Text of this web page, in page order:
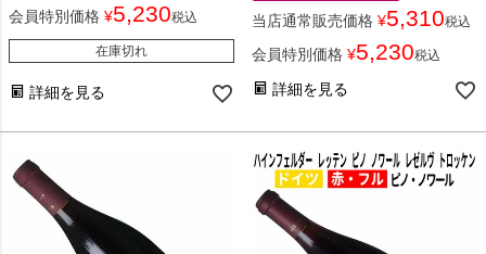
会員特別価格 ¥5,230税込
在庫切れ
詳細を見る
当店通常販売価格 ¥5,310税込
会員特別価格 ¥5,230税込
詳細を見る